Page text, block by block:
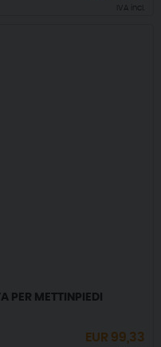
IVA incl.
PER METTINPIEDI
EUR 99,33